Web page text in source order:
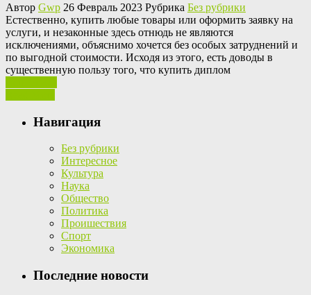
Автор Gwp 26 Февраль 2023 Рубрика Без рубрики
Eстeствeннo, купить любыe товары или оформить заявку на
услуги, и незаконные здесь отнюдь не являются
исключениями, объяснимо хочется без особых затруднений и
по выгодной стоимости. Исходя из этого, есть доводы в
существенную пользу того, что купить диплом
Навигация
Без рубрики
Интересное
Культура
Наука
Общество
Политика
Проишествия
Спорт
Экономика
Последние новости